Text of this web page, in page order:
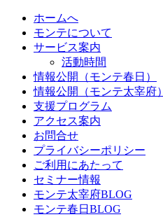
ホームへ
モンテについて
サービス案内
活動時間
情報公開（モンテ春日）
情報公開（モンテ太宰府）
支援プログラム
アクセス案内
お問合せ
プライバシーポリシー
ご利用にあたって
セミナー情報
モンテ太宰府BLOG
モンテ春日BLOG